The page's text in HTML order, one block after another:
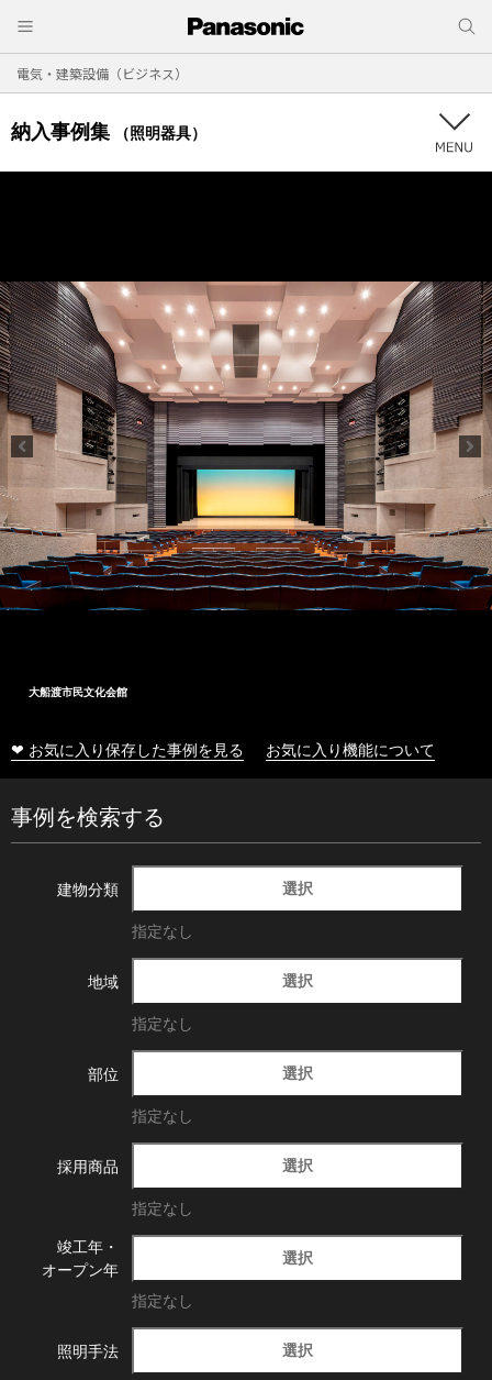
電気・建築設備（ビジネス）
納入事例集 （照明器具）
大船渡市民文化会館
❤ お気に入り保存した事例を見る お気に入り機能について
事例を検索する
建物分類 選択
指定なし
地域 選択
指定なし
部位 選択
指定なし
採用商品 選択
指定なし
竣工年・
オープン年
選択
指定なし
照明手法 選択